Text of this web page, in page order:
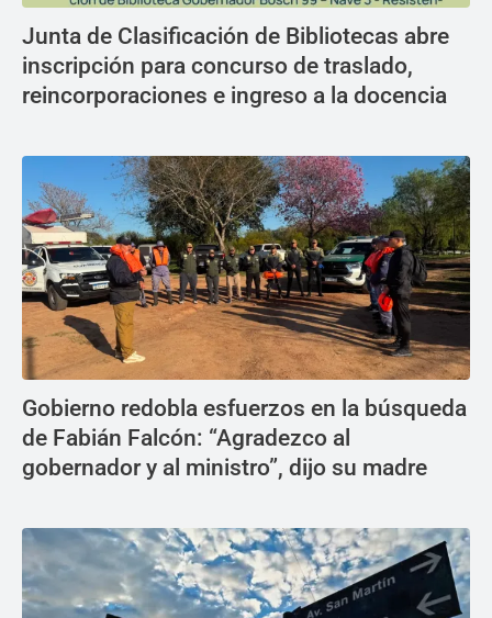
Junta de Clasificación de Bibliotecas abre
inscripción para concurso de traslado,
reincorporaciones e ingreso a la docencia
Gobierno redobla esfuerzos en la búsqueda
de Fabián Falcón: “Agradezco al
gobernador y al ministro”, dijo su madre